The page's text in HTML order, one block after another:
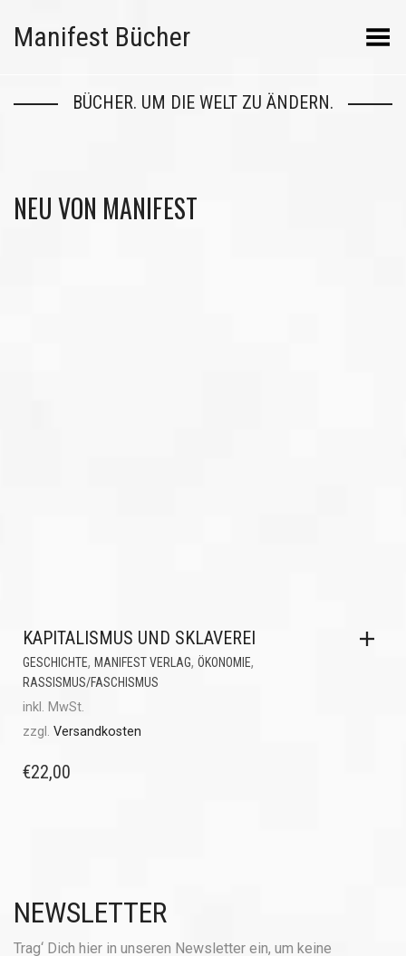
Manifest Bücher Menü umschalten
BÜCHER. UM DIE WELT ZU ÄNDERN.
NEU VON MANIFEST
KAPITALISMUS UND SKLAVEREI
GESCHICHTE, MANIFEST VERLAG, ÖKONOMIE,
RASSISMUS/FASCHISMUS
inkl. MwSt.
zzgl. Versandkosten
€22,00
NEWSLETTER
Trag‘ Dich hier in unseren Newsletter ein, um keine